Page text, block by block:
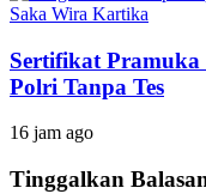
Sertifikat
Polri Tanpa Tes
16 jam ago
Tinggalkan